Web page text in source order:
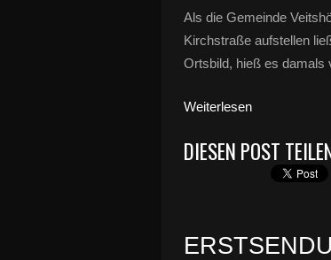
Als die Gemeinde
Kirchstraße aufstellen
Ortsbild, hieß es damals
Weiterlesen
DIESEN POST